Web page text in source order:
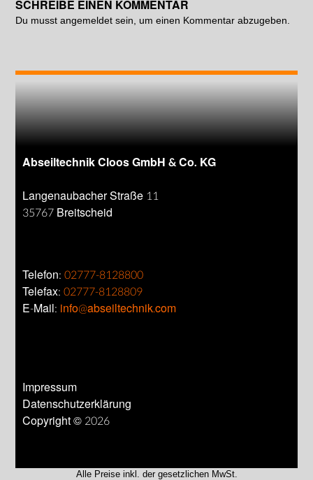
SCHREIBE EINEN KOMMENTAR
Du musst angemeldet sein, um einen Kommentar abzugeben.
Abseiltechnik Cloos GmbH & Co. KG
Langenaubacher Straße 11
35767 Breitscheid
Telefon:02777-8128800
Telefax:02777-8128809
E-Mail: info@abseiltechnik.com
Impressum
Datenschutzerklärung
Copyright © 2026
Alle Preise inkl. der gesetzlichen MwSt.